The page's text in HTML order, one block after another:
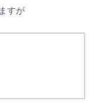
すが